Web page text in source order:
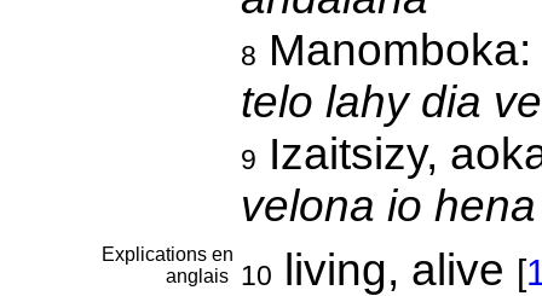
8 Manomboka:
telo lahy dia
9 Izaitsizy,
velona io
Explications en
anglais
10 living, alive [